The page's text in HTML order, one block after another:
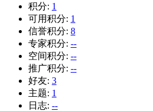
积分: 1
可用积分: 1
信誉积分: 8
专家积分: --
空间积分: --
推广积分: --
好友: 3
主题: 1
日志: --